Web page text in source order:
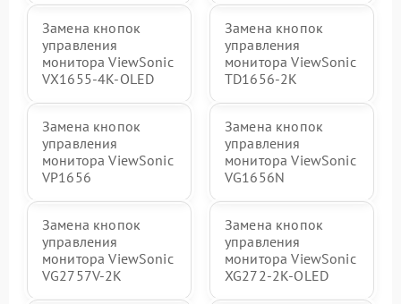
Замена кнопок
управления
монитора ViewSonic
VX1655-4K-OLED
Замена кнопок
управления
монитора ViewSonic
TD1656-2K
Замена кнопок
управления
монитора ViewSonic
VP1656
Замена кнопок
управления
монитора ViewSonic
VG1656N
Замена кнопок
управления
монитора ViewSonic
VG2757V-2K
Замена кнопок
управления
монитора ViewSonic
XG272-2K-OLED